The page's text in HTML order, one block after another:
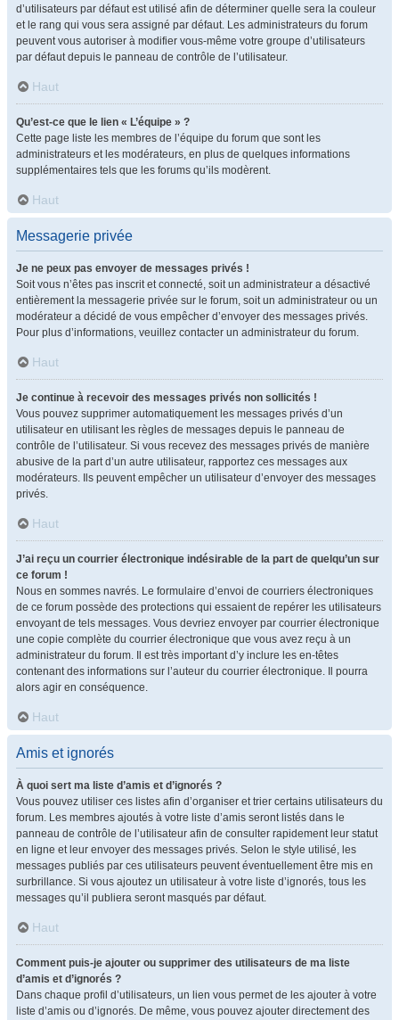
d’utilisateurs par défaut est utilisé afin de déterminer quelle sera la couleur
et le rang qui vous sera assigné par défaut. Les administrateurs du forum
peuvent vous autoriser à modifier vous-même votre groupe d’utilisateurs
par défaut depuis le panneau de contrôle de l’utilisateur.
Haut
Qu’est-ce que le lien « L’équipe » ?
Cette page liste les membres de l’équipe du forum que sont les
administrateurs et les modérateurs, en plus de quelques informations
supplémentaires tels que les forums qu’ils modèrent.
Haut
Messagerie privée
Je ne peux pas envoyer de messages privés !
Soit vous n’êtes pas inscrit et connecté, soit un administrateur a désactivé
entièrement la messagerie privée sur le forum, soit un administrateur ou un
modérateur a décidé de vous empêcher d’envoyer des messages privés.
Pour plus d’informations, veuillez contacter un administrateur du forum.
Haut
Je continue à recevoir des messages privés non sollicités !
Vous pouvez supprimer automatiquement les messages privés d’un
utilisateur en utilisant les règles de messages depuis le panneau de
contrôle de l’utilisateur. Si vous recevez des messages privés de manière
abusive de la part d’un autre utilisateur, rapportez ces messages aux
modérateurs. Ils peuvent empêcher un utilisateur d’envoyer des messages
privés.
Haut
J’ai reçu un courrier électronique indésirable de la part de quelqu’un sur
ce forum !
Nous en sommes navrés. Le formulaire d’envoi de courriers électroniques
de ce forum possède des protections qui essaient de repérer les utilisateurs
envoyant de tels messages. Vous devriez envoyer par courrier électronique
une copie complète du courrier électronique que vous avez reçu à un
administrateur du forum. Il est très important d’y inclure les en-têtes
contenant des informations sur l’auteur du courrier électronique. Il pourra
alors agir en conséquence.
Haut
Amis et ignorés
À quoi sert ma liste d’amis et d’ignorés ?
Vous pouvez utiliser ces listes afin d’organiser et trier certains utilisateurs du
forum. Les membres ajoutés à votre liste d’amis seront listés dans le
panneau de contrôle de l’utilisateur afin de consulter rapidement leur statut
en ligne et leur envoyer des messages privés. Selon le style utilisé, les
messages publiés par ces utilisateurs peuvent éventuellement être mis en
surbrillance. Si vous ajoutez un utilisateur à votre liste d’ignorés, tous les
messages qu’il publiera seront masqués par défaut.
Haut
Comment puis-je ajouter ou supprimer des utilisateurs de ma liste
d’amis et d’ignorés ?
Dans chaque profil d’utilisateurs, un lien vous permet de les ajouter à votre
liste d’amis ou d’ignorés. De même, vous pouvez ajouter directement des